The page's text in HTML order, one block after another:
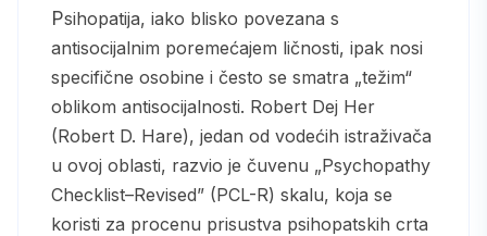
Psihopatija, iako blisko povezana s
antisocijalnim poremećajem ličnosti, ipak nosi
specifične osobine i često se smatra „težim“
oblikom antisocijalnosti. Robert Dej Her
(Robert D. Hare), jedan od vodećih istraživača
u ovoj oblasti, razvio je čuvenu „Psychopathy
Checklist–Revised” (PCL-R) skalu, koja se
koristi za procenu prisustva psihopatskih crta